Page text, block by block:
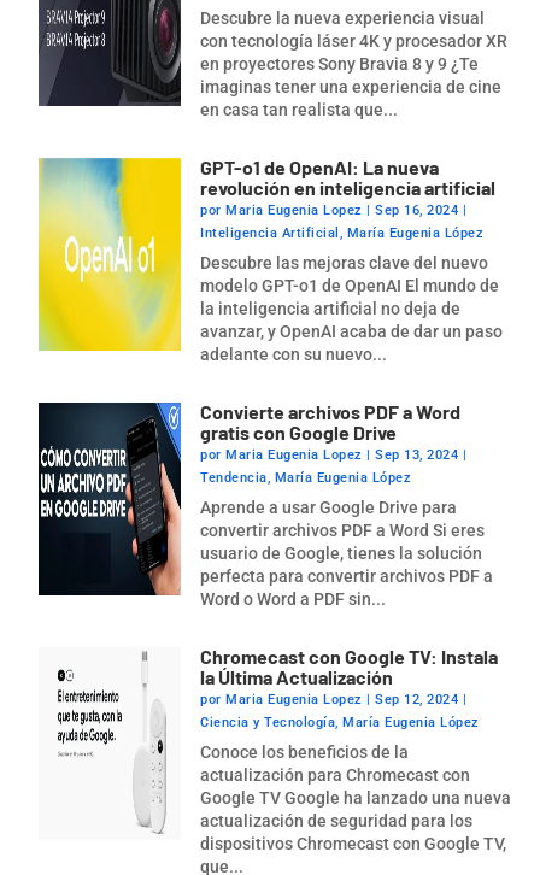
Descubre la nueva experiencia visual
con tecnología láser 4K y procesador XR
en proyectores Sony Bravia 8 y 9 ¿Te
imaginas tener una experiencia de cine
en casa tan realista que...
GPT-o1 de OpenAI: La nueva
revolución en inteligencia artificial
porMaria Eugenia Lopez |Sep 16, 2024 |
Inteligencia Artificial , María Eugenia López
Descubre las mejoras clave del nuevo
modelo GPT-o1 de OpenAI El mundo de
la inteligencia artificial no deja de
avanzar, y OpenAI acaba de dar un paso
adelante con su nuevo...
Convierte archivos PDF a Word
gratis con Google Drive
porMaria Eugenia Lopez |Sep 13, 2024 |
Tendencia, María Eugenia López
Aprende a usar Google Drive para
convertir archivos PDF a Word Si eres
usuario de Google, tienes la solución
perfecta para convertir archivos PDF a
Word o Word a PDF sin...
Chromecast con Google TV: Instala
la Última Actualización
porMaria Eugenia Lopez |Sep 12, 2024 |
Ciencia y Tecnología,María Eugenia López
Conoce los beneficios de la
actualización para Chromecast con
Google TV Google ha lanzado una nueva
actualización de seguridad para los
dispositivos Chromecast con Google TV,
que...